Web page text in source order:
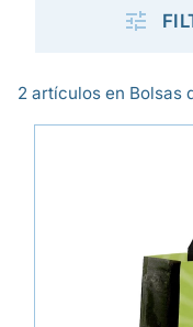

2 artículos en Bolsas